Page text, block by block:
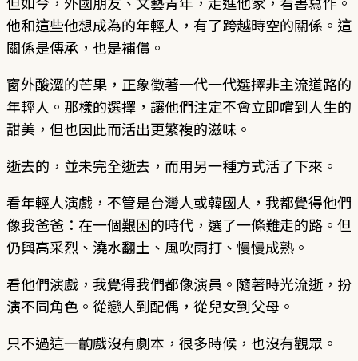
他和這些他想成為的年輕人，有了跨越時空的關係。這
關係是傳承，也是補償。
窗外酸澀的芒果，正象徵著一代一代選擇非主流道路的
年輕人。那樣的選擇，讓他們注定不會立即嚐到人生的
甜美，但也因此而活出更繁複的滋味。
逝去的，並未完全逝去，而用另一種方式活了下來。
看年輕人演戲，不管是台灣人或韓國人，我都覺得他們
像我爸爸：在一個艱困的時代，選了一條難走的路。但
仍興高采烈、澆水翻土、風吹雨打、慢慢成熟。
看他們演戲，我覺得我們都像演員。隨著時光流逝，扮
演不同角色。從戀人到配偶，從兒女到父母。
只不過這一齣戲沒有劇本，很多時候，也沒有觀眾。